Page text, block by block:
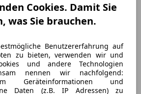
Cookies. Damit Sie
was Sie brauchen.
Benutzererfahrung auf
zu bieten, verwenden wir und
und andere Technologien
nennen wir nachfolgend:
Geräteinformationen und
Daten (z.B. IP Adressen) zu